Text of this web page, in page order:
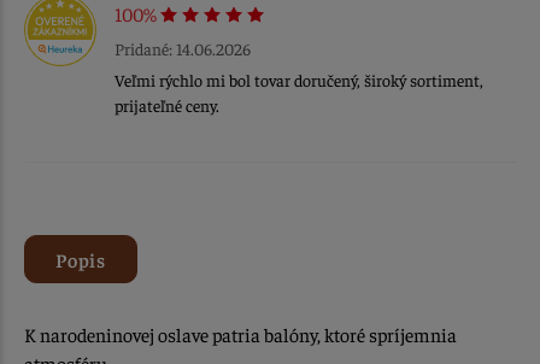
100%
Pridané: 14.06.2026
Veľmi rýchlo mi bol tovar doručený, široký sortiment,
prijateľné ceny.
Popis
K narodeninovej oslave patria balóny, ktoré spríjemnia